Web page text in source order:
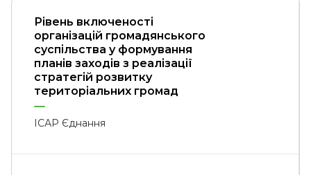
Рівень включеності
організацій громадянського
суспільства у формування
планів заходів з реалізації
стратегій розвитку
територіальних громад
ІСАР Єднання